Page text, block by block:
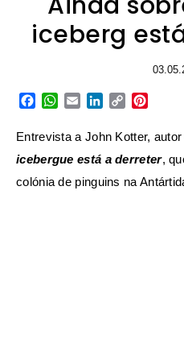
iceberg
Facebook
WhatsApp
EmailLinkedIn
Copy
Entrevista a John Kotter,
icebergue está a derreter,
colónia de pinguins na